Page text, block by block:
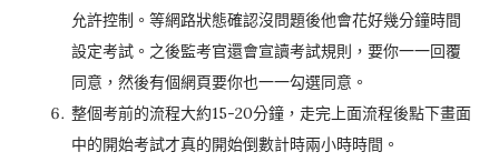
允許控制。等網路狀態確認沒問題後他會花好幾分鐘時間
設定考試。之後監考官還會宣讀考試規則，要你一一回覆
同意，然後有個網頁要你也一一勾選同意。
整個考前的流程大約15-20分鐘，走完上面流程後點下畫面
中的開始考試才真的開始倒數計時兩小時時間。